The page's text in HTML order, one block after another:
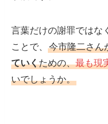
言葉だけの謝罪ではな
ことで、今市隆二さん
ていくための、最も現
いでしょうか。